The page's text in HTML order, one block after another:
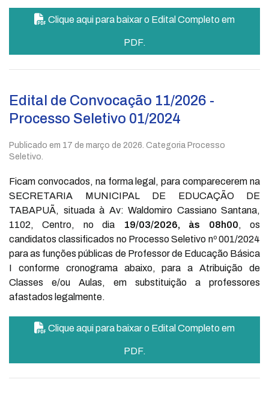
Clique aqui para baixar o Edital Completo em
PDF.
Edital de Convocação 11/2026 -
Processo Seletivo 01/2024
Publicado em 17 de março de 2026 . Categoria Processo
Seletivo.
Ficam convocados, na forma legal, para comparecerem na
SECRETARIA MUNICIPAL DE EDUCAÇÃO DE
TABAPUÃ, situada à Av: Waldomiro Cassiano Santana,
1102, Centro, no dia
19/03/2026, às 08h00, os
candidatos classificados no Processo Seletivo nº 001/2024
para as funções públicas de Professor de Educação Básica
I conforme cronograma abaixo, para a Atribuição de
Classes e/ou Aulas, em substituição a professores
afastados legalmente.
Clique aqui para baixar o Edital Completo em
PDF.